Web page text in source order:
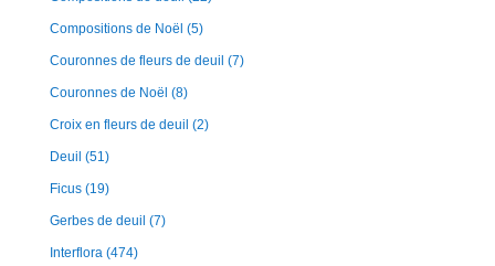
Compositions de Noël (5)
Couronnes de fleurs de deuil (7)
Couronnes de Noël (8)
Croix en fleurs de deuil (2)
Deuil (51)
Ficus (19)
Gerbes de deuil (7)
Interflora (474)